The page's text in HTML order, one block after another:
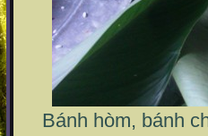
Bánh hòm, bánh